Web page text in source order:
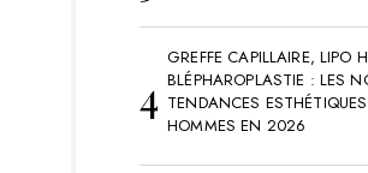
GREFFE CAPILLAIRE, LIPO
BLÉPHAROPLASTIE : LES
TENDANCES
HOMMES EN 2026